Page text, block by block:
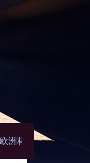
欧洲杯直播